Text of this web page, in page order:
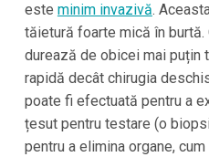
este minim invazivă.
tăietură foarte mică în
durează de obicei mai puțin
rapidă decât chirugia
poate fi efectuată pentru a
țesut pentru testare (o
pentru a elimina organe,